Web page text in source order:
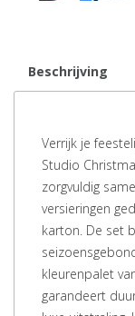
Beschrijving
Verrijk je
Studio
zorgvuldig
versieringen
karton. De set
kleurenpalet
garandeert